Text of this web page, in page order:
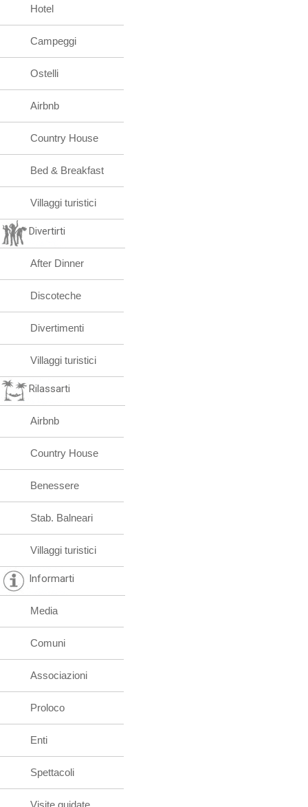
Hotel
Campeggi
Ostelli
Airbnb
Country House
Bed & Breakfast
Villaggi turistici
Divertirti
After Dinner
Discoteche
Divertimenti
Villaggi turistici
Rilassarti
Airbnb
Country House
Benessere
Stab. Balneari
Villaggi turistici
Informarti
Media
Comuni
Associazioni
Proloco
Enti
Spettacoli
Visite guidate